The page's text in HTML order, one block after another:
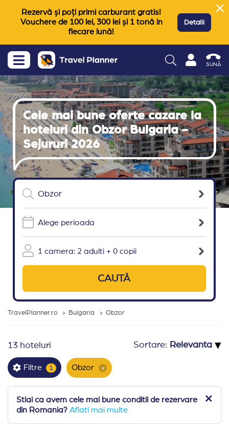
Rezervă și poți primi carburant gratis!
Vouchere de 100 lei, 300 lei și 1 tonă in
fiecare lună!
Detalii
SUNĂ
Cele mai bune oferte cazare la
hoteluri din Obzor Bulgaria -
Sejururi 2026
Alege perioada
1 camera: 2 adulti + 0 copii
CAUTĂ
TravelPlanner.ro Bulgaria Obzor
13 hoteluri Sortare: ▾
Filtre 1 Obzor ×
Stiai ca avem cele mai bune conditii de rezervare
din Romania? Aflati mai multe